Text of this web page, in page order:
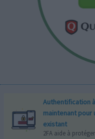
Authentification
maintenant pour
existant
2FA aide à